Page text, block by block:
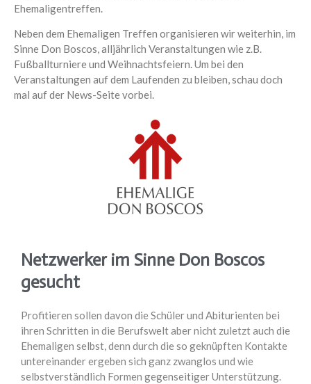
Ehemaligentreffen.
Neben dem Ehemaligen Treffen organisieren wir weiterhin, im
Sinne Don Boscos, alljährlich Veranstaltungen wie z.B.
Fußballturniere und Weihnachtsfeiern. Um bei den
Veranstaltungen auf dem Laufenden zu bleiben, schau doch
mal auf der News-Seite vorbei.
Netzwerker im Sinne Don Boscos
gesucht
Profitieren sollen davon die Schüler und Abiturienten bei
ihren Schritten in die Berufswelt aber nicht zuletzt auch die
Ehemaligen selbst, denn durch die so geknüpften Kontakte
untereinander ergeben sich ganz zwanglos und wie
selbstverständlich Formen gegenseitiger Unterstützung.